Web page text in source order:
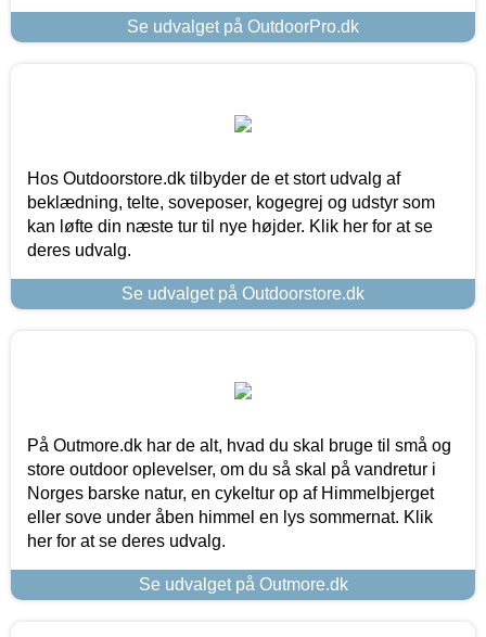
Se udvalget på OutdoorPro.dk
Hos Outdoorstore.dk tilbyder de et stort udvalg af
beklædning, telte, soveposer, kogegrej og udstyr som
kan løfte din næste tur til nye højder. Klik her for at se
deres udvalg.
Se udvalget på Outdoorstore.dk
På Outmore.dk har de alt, hvad du skal bruge til små og
store outdoor oplevelser, om du så skal på vandretur i
Norges barske natur, en cykeltur op af Himmelbjerget
eller sove under åben himmel en lys sommernat. Klik
her for at se deres udvalg.
Se udvalget på Outmore.dk